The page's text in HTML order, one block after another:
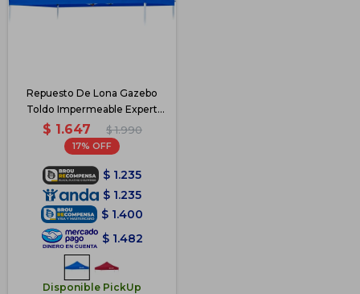
Repuesto De Lona Gazebo
Toldo Impermeable Expert
3x3m - Azul
$ 1.647 $ 1.990
17
$ 1.235
$ 1.235
$ 1.400
$ 1.482
Disponible PickUp